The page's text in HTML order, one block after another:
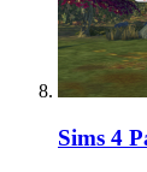
Sims 4